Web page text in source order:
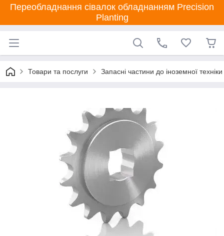
Переобладнання сівалок обладнанням Precision
Planting
Товари та послуги Запасні частини до іноземної техніки